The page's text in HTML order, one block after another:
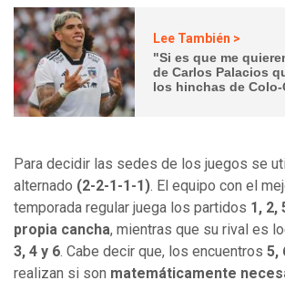
Lee También >
"Si es que me
de Carlos Palacios
los hinchas de Colo-
Para decidir las sedes de los juegos se
alternado (2-2-1-1-1). El equipo con el
temporada regular juega los partidos 1, 2,
propia cancha, mientras que su rival es
3, 4 y 6. Cabe decir que, los encuentros 5,
realizan si son matemáticamente